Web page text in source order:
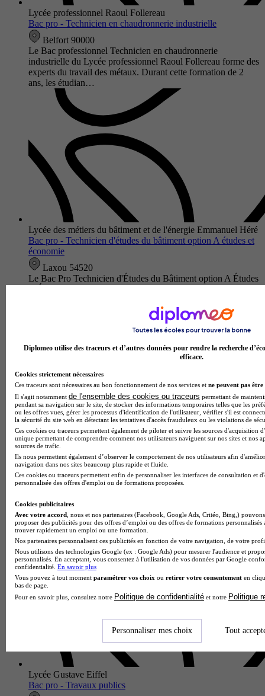
Lycée professionnel Raoul Follereau
Bac pro - Technicien en chaudronnerie industrielle
Belfort 90000
Le Bac professionnel Technicien en chaudronnerie
industrielle du Lycée professionnel Raoul Follereau forme des
experts du travail des métaux. Durant cette formation de 2
ans, les étudian…
Lycée des métiers du bâtiment et de l'énergie Emmanuel Héré
Bac pro - Technicien d'études du bâtiment option A études et
économie
Laxou 54520
Le Bac Pro Technicien d'Études du Bâtiment option A Études
Lycée professionnel Luxembourg
Bac pro - Technicien en chaudronnerie industrielle
Vesoul 70000
par le Lycée professionnel Luxembourg forme aux techniques
de fabrication et d'assemblage de structures métalliques
destinées…
Lycée Gustave Eiffel
Bac pro - Travaux publics
Diplomeo utilise des traceurs et d’autres données pour rendre la recherche
efficace.
Cookies strictement nécessaires
Ces traceurs sont nécessaires au bon fonctionnement de nos services et ne peuvent pas être
Il s'agit notamment de l'ensemble des cookies ou traceurs permettant de
pendant sa navigation sur le site, de stocker des informations temporaires telles que les
ou les offres vues, gérer les processus d'identification de l'utilisateur, vérifier s'il est
la sécurité du site web en détectant les tentatives d'accès frauduleux ou les violations de
Ces cookies ou traceurs permettent également de piloter et suivre les sources d'acquisition
unique permettant de comprendre comment nos utilisateurs naviguent sur nos sites et nos
sources de trafic.
Ils nous permettent également d’observer le comportement de nos utilisateurs afin
navigation dans nos sites beaucoup plus rapide et fluide.
Ces cookies ou traceurs permettent enfin de personnaliser les interfaces de consultation et
personnalisée des offres d'emploi ou de formations proposées.
Cookies publicitaires
Avec votre accord , nous et nos partenaires (Facebook, Google Ads, Critéo, Bing,)
proposer des publicités pour des offres d’emploi ou des offres de formations
trouver rapidement un emploi ou une formation.
Nos partenaires personnalisent ces publicités en fonction de votre navigation, de votre
Nous utilisons des technologies Google (ex : Google Ads) pour mesurer l'audience et
personnalisés. En acceptant, vous consentez à l'utilisation de vos données par Google
confidentialité. En savoir plus
Vous pouvez à tout moment paramétrer vos choix ou retirer votre consentement en
bas de page.
Pour en savoir plus, consultez notre Politique de confidentialité et notre Politique
Personnaliser mes choix Tout